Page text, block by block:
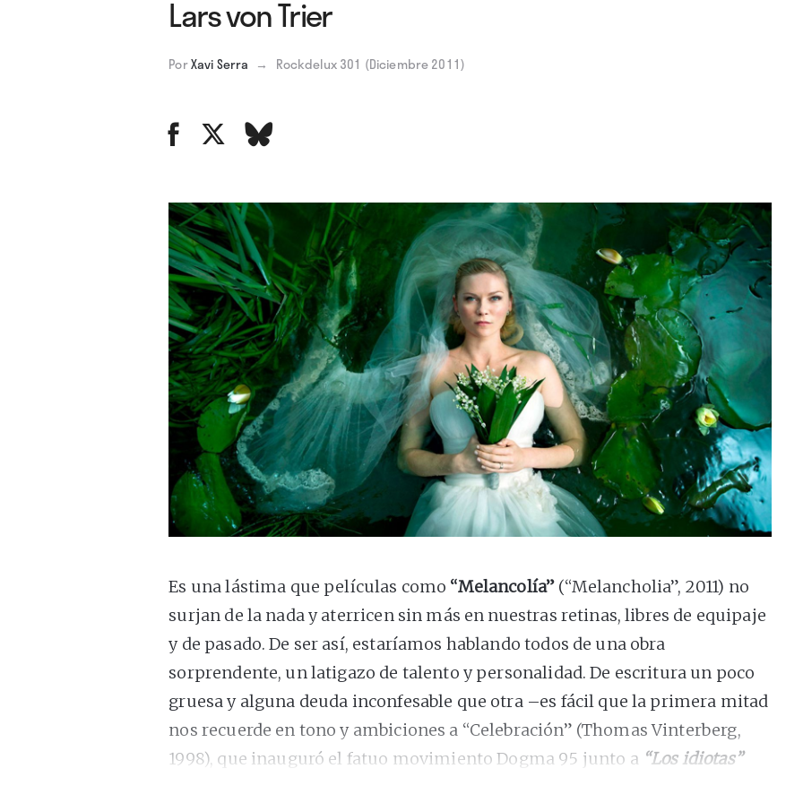
Lars von Trier
PorXavi Serra → Rockdelux 301 (Diciembre 2011)
Es una lástima que películas como “Melancolía” (“Melancholia”, 2011) no
surjan de la nada y aterricen sin más en nuestras retinas, libres de equipaje
y de pasado. De ser así, estaríamos hablando todos de una obra
sorprendente, un latigazo de talento y personalidad. De escritura un poco
gruesa y alguna deuda inconfesable que otra –es fácil que la primera mitad
nos recuerde en tono y ambiciones a “Celebración” (Thomas Vinterberg,
1998), que inauguró el fatuo movimiento Dogma 95 junto a “Los idiotas”